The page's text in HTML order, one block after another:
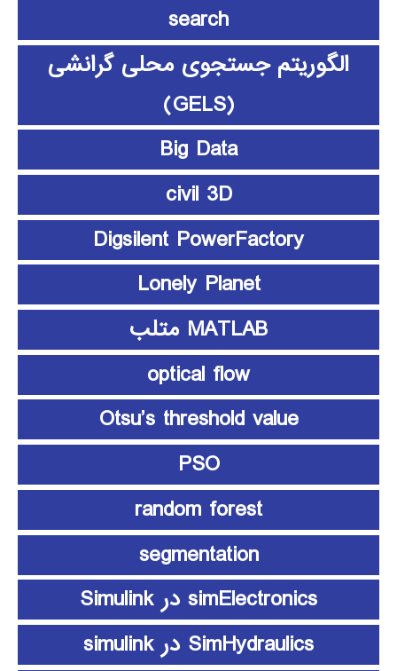
search
الگوریتم جستجوی محلی گرانشی
(GELS)
Big Data
civil 3D
Digsilent PowerFactory
Lonely Planet
MATLAB متلب
optical flow
Otsu’s threshold value
PSO
random forest
segmentation
simElectronics در Simulink
SimHydraulics در simulink